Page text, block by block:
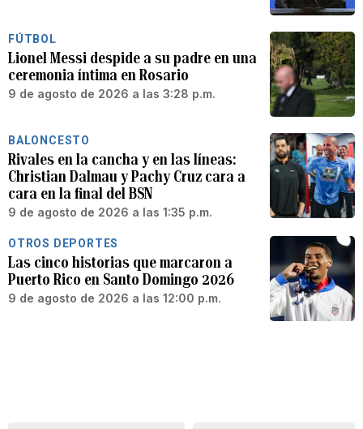
FÚTBOL
Lionel Messi despide a su padre en una
ceremonia íntima en Rosario
9 de agosto de 2026 a las 3:28 p.m.
BALONCESTO
Rivales en la cancha y en las líneas:
Christian Dalmau y Pachy Cruz cara a
cara en la final del BSN
9 de agosto de 2026 a las 1:35 p.m.
OTROS DEPORTES
Las cinco historias que marcaron a
Puerto Rico en Santo Domingo 2026
9 de agosto de 2026 a las 12:00 p.m.